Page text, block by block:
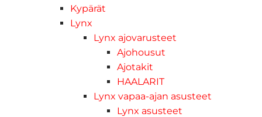
Kypärät
Lynx
Lynx ajovarusteet
Ajohousut
Ajotakit
HAALARIT
Lynx vapaa-ajan asusteet
Lynx asusteet